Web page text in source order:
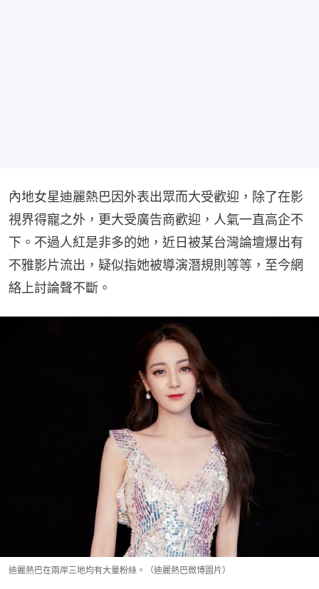
內地女星迪麗熱巴因外表出眾而大受歡迎，除了在影
視界得寵之外，更大受廣告商歡迎，人氣一直高企不
下。不過人紅是非多的她，近日被某台灣論壇爆出有
不雅影片流出，疑似指她被導演潛規則等等，至今網
絡上討論聲不斷。
迪麗熱巴在兩岸三地均有大量粉絲。（迪麗熱巴微博圖片）